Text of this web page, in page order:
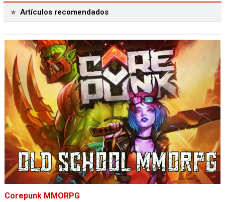
Artículos recomendados
Corepunk MMORPG